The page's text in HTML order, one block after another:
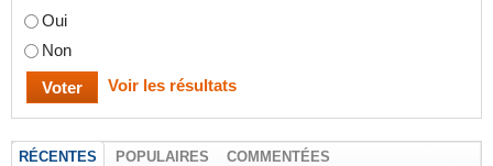
Oui
Non
Voir les résultats
RÉCENTES POPULAIRES COMMENTÉES